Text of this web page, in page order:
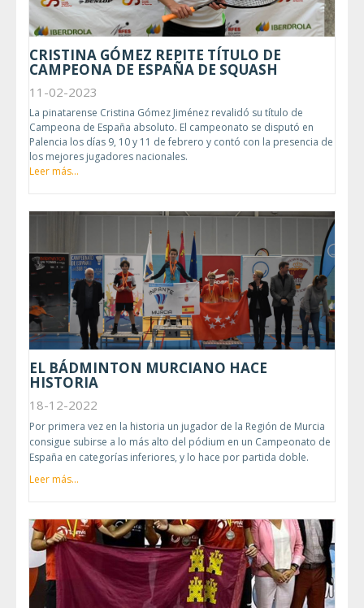
CRISTINA GÓMEZ REPITE TÍTULO DE
CAMPEONA DE ESPAÑA DE SQUASH
11-02-2023
La pinatarense Cristina Gómez Jiménez revalidó su título de
Campeona de España absoluto. El campeonato se disputó en
Palencia los días 9, 10 y 11 de febrero y contó con la presencia de
los mejores jugadores nacionales.
Leer más...
EL BÁDMINTON MURCIANO HACE
HISTORIA
18-12-2022
Por primera vez en la historia un jugador de la Región de Murcia
consigue subirse a lo más alto del pódium en un Campeonato de
España en categorías inferiores, y lo hace por partida doble.
Leer más...